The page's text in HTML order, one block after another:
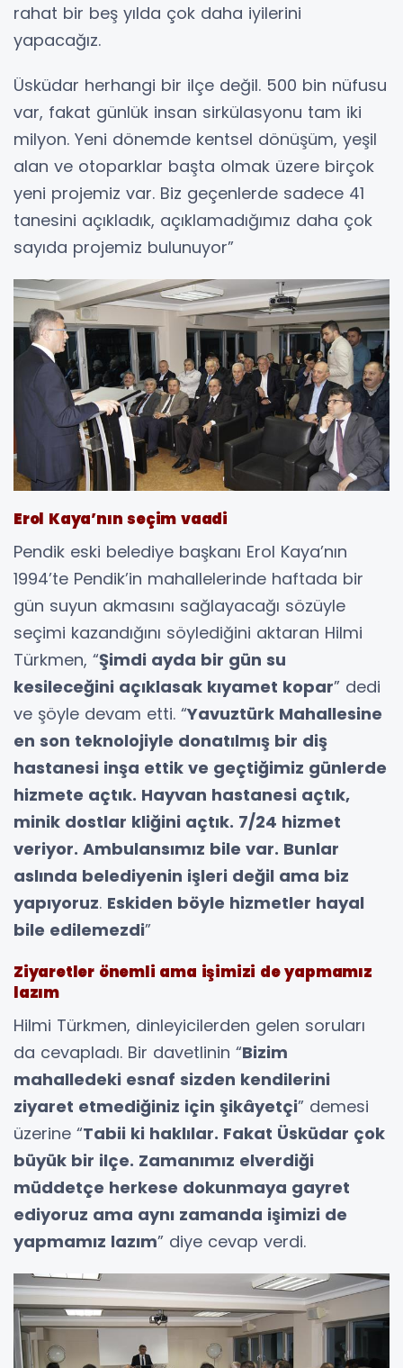
rahat bir beş yılda çok daha iyilerini
yapacağız.
Üsküdar herhangi bir ilçe değil. 500 bin nüfusu
var, fakat günlük insan sirkülasyonu tam iki
milyon. Yeni dönemde kentsel dönüşüm, yeşil
alan ve otoparklar başta olmak üzere birçok
yeni projemiz var. Biz geçenlerde sadece 41
tanesini açıkladık, açıklamadığımız daha çok
sayıda projemiz bulunuyor”
Erol Kaya’nın seçim vaadi
Pendik eski belediye başkanı Erol Kaya’nın
1994’te Pendik’in mahallelerinde haftada bir
gün suyun akmasını sağlayacağı sözüyle
seçimi kazandığını söylediğini aktaran Hilmi
Türkmen, “Şimdi ayda bir gün su
kesileceğini açıklasak kıyamet kopar” dedi
ve şöyle devam etti. “Yavuztürk Mahallesine
en son teknolojiyle donatılmış bir diş
hastanesi inşa ettik ve geçtiğimiz günlerde
hizmete açtık. Hayvan hastanesi açtık,
minik dostlar kliğini açtık. 7/24 hizmet
veriyor. Ambulansımız bile var. Bunlar
aslında belediyenin işleri değil ama biz
yapıyoruz. Eskiden böyle hizmetler hayal
bile edilemezdi”
Ziyaretler önemli ama işimizi de yapmamız
lazım
Hilmi Türkmen, dinleyicilerden gelen soruları
da cevapladı. Bir davetlinin “Bizim
mahalledeki esnaf sizden kendilerini
ziyaret etmediğiniz için şikâyetçi” demesi
üzerine “Tabii ki haklılar. Fakat Üsküdar çok
büyük bir ilçe. Zamanımız elverdiği
müddetçe herkese dokunmaya gayret
ediyoruz ama aynı zamanda işimizi de
yapmamız lazım” diye cevap verdi.